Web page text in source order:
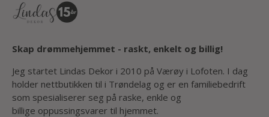
Skap drømmehjemmet - raskt, enkelt og billig!
Jeg startet Lindas Dekor i 2010 på Værøy i Lofoten. I dag
holder nettbutikken til i Trøndelag og er en familiebedrift
som spesialiserer seg på raske, enkle og
billige oppussingsvarer til hjemmet.